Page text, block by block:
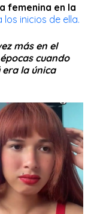
femenina en la
inicios de ella.
más en el
cuando
la única